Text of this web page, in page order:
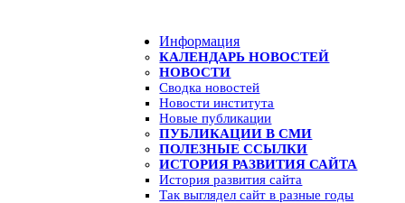
Информация
КАЛЕНДАРЬ НОВОСТЕЙ
НОВОСТИ
Сводка новостей
Новости института
Новые публикации
ПУБЛИКАЦИИ В СМИ
ПОЛЕЗНЫЕ ССЫЛКИ
ИСТОРИЯ РАЗВИТИЯ САЙТА
История развития сайта
Так выглядел сайт в разные годы